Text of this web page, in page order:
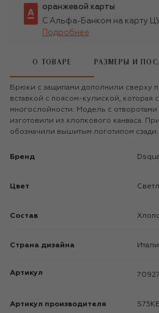
оранжевой карты
С Альфа-Банком на карту
Подробнее
О ТОВАРЕ РАЗМЕРЫ И
Брюки с защипами дополнили сверху
вставкой с поясом-кулиской, которая
многослойности. Модель с
изготовили из хлопкового канваса.
обозначили вышитым логотипом сзади.
Бренд
Цвет
Состав
Страна дизайна
Артикул
Артикул производителя